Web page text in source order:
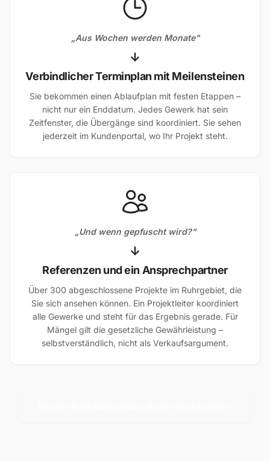
„Aus Wochen werden Monate"
↓
Verbindlicher Terminplan mit Meilensteinen
Sie bekommen einen Ablaufplan mit festen Etappen –
nicht nur ein Enddatum. Jedes Gewerk hat sein
Zeitfenster, die Übergänge sind koordiniert. Sie sehen
jederzeit im Kundenportal, wo Ihr Projekt steht.
„Und wenn gepfuscht wird?"
↓
Referenzen und ein Ansprechpartner
Über 300 abgeschlossene Projekte im Ruhrgebiet, die
Sie sich ansehen können. Ein Projektleiter koordiniert
alle Gewerke und steht für das Ergebnis gerade. Für
Mängel gilt die gesetzliche Gewährleistung –
selbstverständlich, nicht als Verkaufsargument.